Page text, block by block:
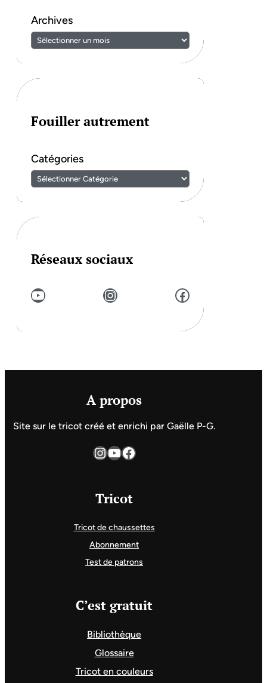
Archives
Fouiller autrement
Catégories
Réseaux sociaux
YouTube Instagram Facebook
A propos
Site sur le tricot créé et enrichi par Gaëlle P-G.
InstagramYouTube Facebook
Tricot
Tricot de chaussettes
Abonnement
Test de patrons
C’est gratuit
Bibliothèque
Glossaire
Tricot en couleurs